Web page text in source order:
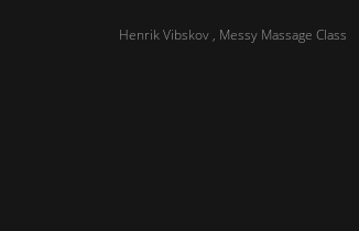
Henrik Vibskov , Messy Massage Class